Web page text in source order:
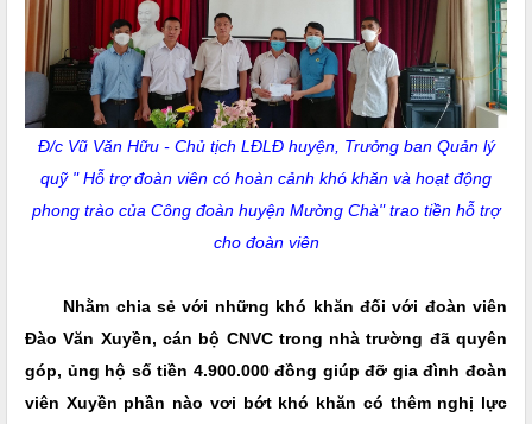
Đ/c Vũ Văn Hữu - Chủ tịch LĐLĐ huyện, Trưởng ban Quản lý
quỹ " Hỗ trợ đoàn viên có hoàn cảnh khó khăn và hoạt động
phong trào của Công đoàn huyện Mường Chà" trao tiền hỗ trợ
cho đoàn viên
Nhằm chia sẻ với những khó khăn đối với đoàn viên
Đào Văn Xuyền, cán bộ CNVC trong nhà trường đã quyên
góp, ủng hộ số tiền 4.900.000 đồng giúp đỡ gia đình đoàn
viên Xuyền phần nào vơi bớt khó khăn có thêm nghị lực